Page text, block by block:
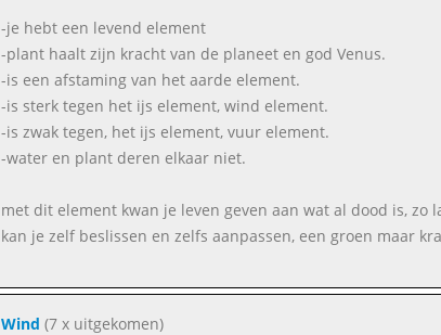
-je hebt een levend element
-plant haalt zijn kracht van de planeet en god Venus.
-is een afstaming van het aarde element.
-is sterk tegen het ijs element, wind element.
-is zwak tegen, het ijs element, vuur element.
-water en plant deren elkaar niet.
met dit element kwan je leven geven aan wat al dood is,
kan je zelf beslissen en zelfs aanpassen, een groen maar
Wind (7 x uitgekomen)